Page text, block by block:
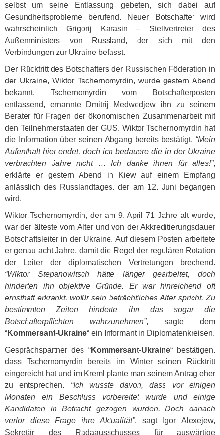
selbst um seine Entlassung gebeten, sich dabei auf
Gesundheitsprobleme berufend. Neuer Botschafter wird
wahrscheinlich Grigorij Karasin – Stellvertreter des
Außenministers von Russland, der sich mit den
Verbindungen zur Ukraine befasst.
Der Rücktritt des Botschafters der Russischen Föderation in
der Ukraine, Wiktor Tschernomyrdin, wurde gestern Abend
bekannt. Tschernomyrdin vom Botschafterposten
entlassend, ernannte Dmitrij Medwedjew ihn zu seinem
Berater für Fragen der ökonomischen Zusammenarbeit mit
den Teilnehmerstaaten der GUS. Wiktor Tschernomyrdin hat
die Information über seinen Abgang bereits bestätigt. “Mein
Aufenthalt hier endet, doch ich bedauere die in der Ukraine
verbrachten Jahre nicht … Ich danke ihnen für alles!”,
erklärte er gestern Abend in Kiew auf einem Empfang
anlässlich des Russlandtages, der am 12. Juni begangen
wird.
Wiktor Tschernomyrdin, der am 9. April 71 Jahre alt wurde,
war der älteste vom Alter und von der Akkreditierungsdauer
Botschaftsleiter in der Ukraine. Auf diesem Posten arbeitete
er genau acht Jahre, damit die Regel der regulären Rotation
der Leiter der diplomatischen Vertretungen brechend.
“Wiktor Stepanowitsch hätte länger gearbeitet, doch
hinderten ihn objektive Gründe. Er war hinreichend oft
ernsthaft erkrankt, wofür sein beträchtliches Alter spricht. Zu
bestimmten Zeiten hinderte ihn das sogar die
Botschafterpflichten wahrzunehmen”, sagte dem
“Kommersant-Ukraine“ ein Informant in Diplomatenkreisen.
Gesprächspartner des “Kommersant-Ukraine“ bestätigen,
dass Tschernomyrdin bereits im Winter seinen Rücktritt
eingereicht hat und im Kreml plante man seinem Antrag eher
zu entsprechen. “Ich wusste davon, dass vor einigen
Monaten ein Beschluss vorbereitet wurde und einige
Kandidaten in Betracht gezogen wurden. Doch danach
verlor diese Frage ihre Aktualität”, sagt Igor Alexejew,
Sekretär des Radaausschusses für auswärtige